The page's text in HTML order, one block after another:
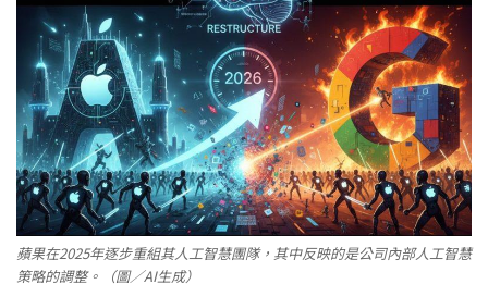
蘋果在2025年逐步重組其人工智慧團隊，其中反映的是公司內部人工智慧
策略的調整。（圖／AI生成）